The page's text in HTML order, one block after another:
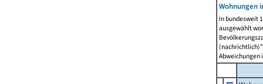
Wohnungen
In bundesweit
ausgewählt
Abweichungen